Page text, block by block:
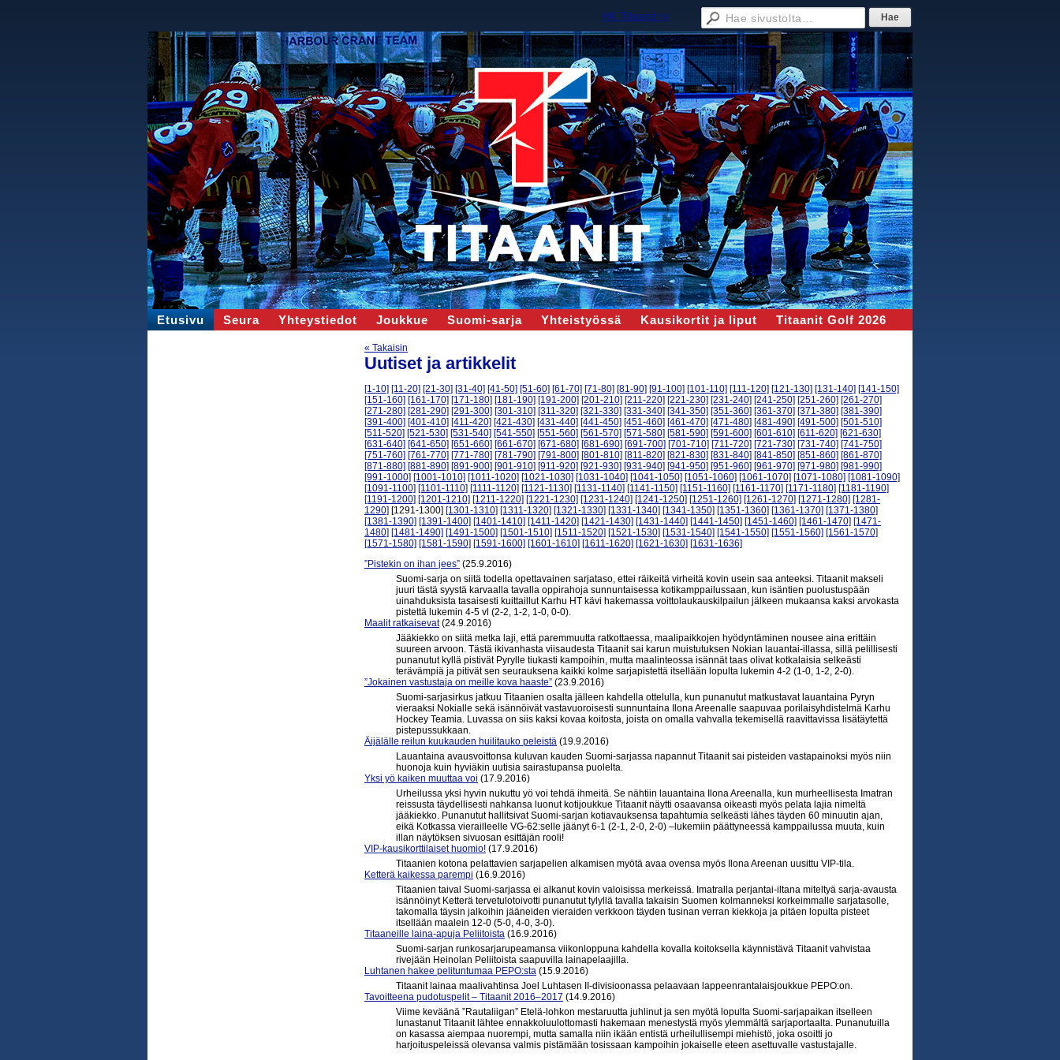
HK Titaanit ry
Etusivu Seura Yhteystiedot Joukkue Suomi-sarja Yhteistyössä Kausikortit ja liput Titaanit Golf 2026
« Takaisin
Uutiset ja artikkelit
[1-10] [11-20] [21-30] [31-40] [41-50] [51-60] [61-70] [71-80] [81-90] [91-100] [101-110] [111-120] [121-130] [131-140] [141-150]
[151-160] [161-170] [171-180] [181-190] [191-200] [201-210] [211-220] [221-230] [231-240] [241-250] [251-260] [261-270]
[271-280] [281-290] [291-300] [301-310] [311-320] [321-330] [331-340] [341-350] [351-360] [361-370] [371-380] [381-390]
[391-400] [401-410] [411-420] [421-430] [431-440] [441-450] [451-460] [461-470] [471-480] [481-490] [491-500] [501-510]
[511-520] [521-530] [531-540] [541-550] [551-560] [561-570] [571-580] [581-590] [591-600] [601-610] [611-620] [621-630]
[631-640] [641-650] [651-660] [661-670] [671-680] [681-690] [691-700] [701-710] [711-720] [721-730] [731-740] [741-750]
[751-760] [761-770] [771-780] [781-790] [791-800] [801-810] [811-820] [821-830] [831-840] [841-850] [851-860] [861-870]
[871-880] [881-890] [891-900] [901-910] [911-920] [921-930] [931-940] [941-950] [951-960] [961-970] [971-980] [981-990]
[991-1000] [1001-1010] [1011-1020] [1021-1030] [1031-1040] [1041-1050] [1051-1060] [1061-1070] [1071-1080] [1081-1090]
[1091-1100] [1101-1110] [1111-1120] [1121-1130] [1131-1140] [1141-1150] [1151-1160] [1161-1170] [1171-1180] [1181-1190]
[1191-1200] [1201-1210] [1211-1220] [1221-1230] [1231-1240] [1241-1250] [1251-1260] [1261-1270] [1271-1280] [1281-
1290] [1291-1300] [1301-1310] [1311-1320] [1321-1330] [1331-1340] [1341-1350] [1351-1360] [1361-1370] [1371-1380]
[1381-1390] [1391-1400] [1401-1410] [1411-1420] [1421-1430] [1431-1440] [1441-1450] [1451-1460] [1461-1470] [1471-
1480] [1481-1490] [1491-1500] [1501-1510] [1511-1520] [1521-1530] [1531-1540] [1541-1550] [1551-1560] [1561-1570]
[1571-1580] [1581-1590] [1591-1600] [1601-1610] [1611-1620] [1621-1630] [1631-1636]
”Pistekin on ihan jees” (25.9.2016)
Suomi-sarja on siitä todella opettavainen sarjataso, ettei räikeitä virheitä kovin usein saa anteeksi. Titaanit makseli
juuri tästä syystä karvaalla tavalla oppirahoja sunnuntaisessa kotikamppailussaan, kun isäntien puolustuspään
uinahduksista tasaisesti kuittaillut Karhu HT kävi hakemassa voittolaukauskilpailun jälkeen mukaansa kaksi arvokasta
pistettä lukemin 4-5 vl (2-2, 1-2, 1-0, 0-0).
Maalit ratkaisevat (24.9.2016)
Jääkiekko on siitä metka laji, että paremmuutta ratkottaessa, maalipaikkojen hyödyntäminen nousee aina erittäin
suureen arvoon. Tästä ikivanhasta viisaudesta Titaanit sai karun muistutuksen Nokian lauantai-illassa, sillä pelillisesti
punanutut kyllä pistivät Pyrylle tiukasti kampoihin, mutta maalinteossa isännät taas olivat kotkalaisia selkeästi
terävämpiä ja pitivät sen seurauksena kaikki kolme sarjapistettä itsellään lopulta lukemin 4-2 (1-0, 1-2, 2-0).
”Jokainen vastustaja on meille kova haaste” (23.9.2016)
Suomi-sarjasirkus jatkuu Titaanien osalta jälleen kahdella ottelulla, kun punanutut matkustavat lauantaina Pyryn
vieraaksi Nokialle sekä isännöivät vastavuoroisesti sunnuntaina Ilona Areenalle saapuvaa porilaisyhdistelmä Karhu
Hockey Teamia. Luvassa on siis kaksi kovaa koitosta, joista on omalla vahvalla tekemisellä raavittavissa lisätäytettä
pistepussukkaan.
Äijälälle reilun kuukauden huilitauko peleistä (19.9.2016)
Lauantaina avausvoittonsa kuluvan kauden Suomi-sarjassa napannut Titaanit sai pisteiden vastapainoksi myös niin
huonoja kuin hyviäkin uutisia sairastupansa puolelta.
Yksi yö kaiken muuttaa voi (17.9.2016)
Urheilussa yksi hyvin nukuttu yö voi tehdä ihmeitä. Se nähtiin lauantaina Ilona Areenalla, kun murheellisesta Imatran
reissusta täydellisesti nahkansa luonut kotijoukkue Titaanit näytti osaavansa oikeasti myös pelata lajia nimeltä
jääkiekko. Punanutut hallitsivat Suomi-sarjan kotiavauksensa tapahtumia selkeästi lähes täyden 60 minuutin ajan,
eikä Kotkassa vierailleelle VG-62:selle jäänyt 6-1 (2-1, 2-0, 2-0) –lukemiin päättyneessä kamppailussa muuta, kuin
illan näytöksen sivuosan esittäjän rooli!
VIP-kausikorttilaiset huomio! (17.9.2016)
Titaanien kotona pelattavien sarjapelien alkamisen myötä avaa ovensa myös Ilona Areenan uusittu VIP-tila.
Ketterä kaikessa parempi (16.9.2016)
Titaanien taival Suomi-sarjassa ei alkanut kovin valoisissa merkeissä. Imatralla perjantai-iltana miteltyä sarja-avausta
isännöinyt Ketterä tervetulotoivotti punanutut tylyllä tavalla takaisin Suomen kolmanneksi korkeimmalle sarjatasolle,
takomalla täysin jalkoihin jääneiden vieraiden verkkoon täyden tusinan verran kiekkoja ja pitäen lopulta pisteet
itsellään maalein 12-0 (5-0, 4-0, 3-0).
Titaaneille laina-apuja Peliitoista (16.9.2016)
Suomi-sarjan runkosarjarupeamansa viikonloppuna kahdella kovalla koitoksella käynnistävä Titaanit vahvistaa
rivejään Heinolan Peliitoista saapuvilla lainapelaajilla.
Luhtanen hakee pelituntumaa PEPO:sta (15.9.2016)
Titaanit lainaa maalivahtinsa Joel Luhtasen II-divisioonassa pelaavaan lappeenrantalaisjoukkue PEPO:on.
Tavoitteena pudotuspelit – Titaanit 2016–2017 (14.9.2016)
Viime keväänä ”Rautaliigan” Etelä-lohkon mestaruutta juhlinut ja sen myötä lopulta Suomi-sarjapaikan itselleen
lunastanut Titaanit lähtee ennakkoluulottomasti hakemaan menestystä myös ylemmältä sarjaportaalta. Punanutuilla
on kasassa aiempaa nuorempi, mutta samalla niin ikään entistä urheilullisempi miehistö, joka osoitti jo
harjoituspeleissä olevansa valmis pistämään tosissaan kampoihin jokaiselle eteen asettuvalle vastustajalle.